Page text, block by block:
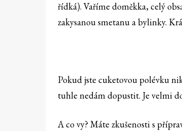
řídká). Vaříme doměkka, celý
zakysanou smetanu a bylinky.
Pokud jste cuketovou polévku
tuhle nedám dopustit. Je velmi
A co vy? Máte zkušenosti s